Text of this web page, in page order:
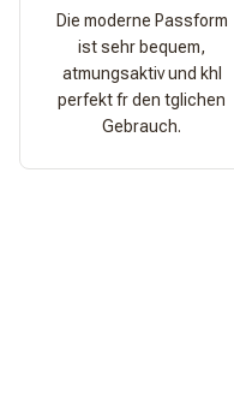
Die moderne Passform
ist sehr bequem,
atmungsaktiv und khl
perfekt fr den tglichen
Gebrauch.